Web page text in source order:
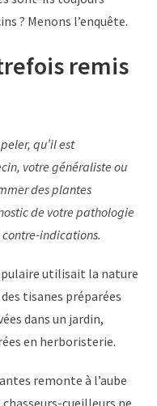
? Menons l’enquête.
remis
qu’il est
votre généraliste ou
des plantes
de votre pathologie
contre-indications.
utilisait la nature
tisanes préparées
dans un jardin,
en herboristerie.
remonte à l’aube